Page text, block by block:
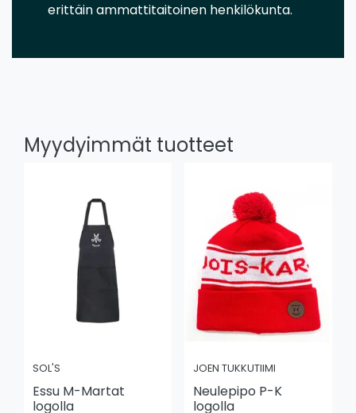
erittäin ammattitaitoinen henkilökunta.
Myydyimmät tuotteet
SOL'S
Essu M-Martat
logolla
JOEN TUKKUTIIMI
Neulepipo P-K
logolla